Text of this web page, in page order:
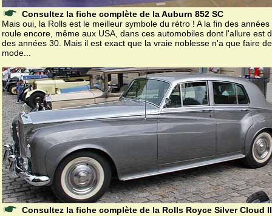
Consultez la fiche complète de la Auburn 852 SC
Mais oui, la Rolls est le meilleur symbole du rétro ! A la fin des années
roule encore, même aux USA, dans ces automobiles dont l'allure est
des années 30. Mais il est exact que la vraie noblesse n'a que faire
mode...
Consultez la fiche complète de la Rolls Royce Silver Cloud